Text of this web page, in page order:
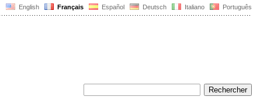
English Français Español Deutsch Italiano Português